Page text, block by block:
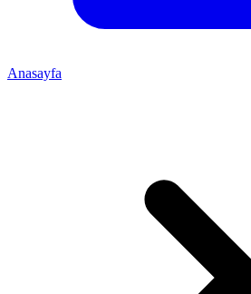
Anasayfa